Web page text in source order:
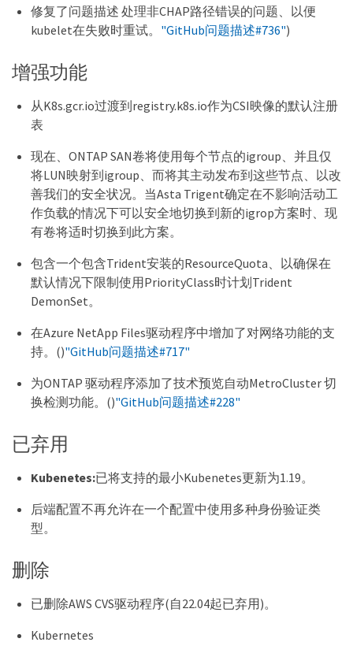
修复了问题描述 处理非CHAP路径错误的问题、以便
kubelet在失败时重试。 "GitHub问题描述#736")
增强功能
从K8s.gcr.io过渡到registry.k8s.io作为CSI映像的默认注册
表
现在、ONTAP SAN卷将使用每个节点的igroup、并且仅
将LUN映射到igroup、而将其主动发布到这些节点、以改
善我们的安全状况。当Asta Trigent确定在不影响活动工
作负载的情况下可以安全地切换到新的igrop方案时、现
有卷将适时切换到此方案。
包含一个包含Trident安装的ResourceQuota、以确保在
默认情况下限制使用PriorityClass时计划Trident
DemonSet。
在Azure NetApp Files驱动程序中增加了对网络功能的支
持。()"GitHub问题描述#717"
为ONTAP 驱动程序添加了技术预览自动MetroCluster 切
换检测功能。()"GitHub问题描述#228"
已弃用
Kubenetes:已将支持的最小Kubenetes更新为1.19。
后端配置不再允许在一个配置中使用多种身份验证类
型。
删除
已删除AWS CVS驱动程序(自22.04起已弃用)。
Kubernetes